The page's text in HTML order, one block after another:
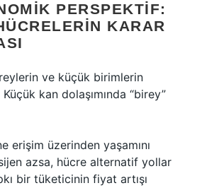
PERSPEKTIF:
KARAR
ve küçük birimlerin
Küçük kan dolaşımında “birey”
erişim üzerinden yaşamını
azsa, hücre alternatif yollar
bir tüketicinin fiyat artışı